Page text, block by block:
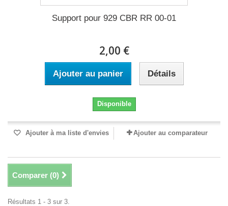
Support pour 929 CBR RR 00-01
2,00 €
Ajouter au panier Détails
Disponible
Ajouter à ma liste d'envies Ajouter au comparateur
Comparer (0)
Résultats 1 - 3 sur 3.